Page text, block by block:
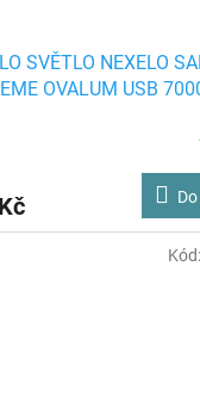
SVĚTLO NEXELO
OVALUM USB
Kód: